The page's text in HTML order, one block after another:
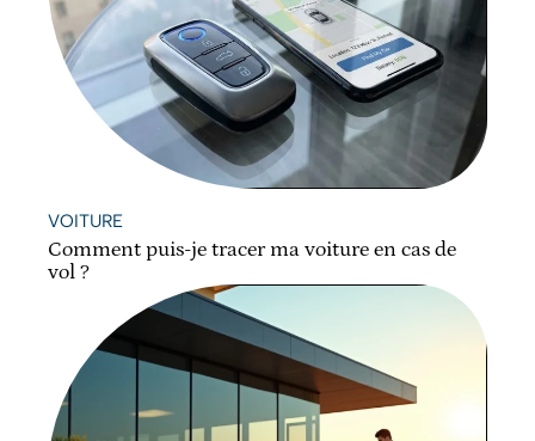
VOITURE
Comment puis-je tracer ma voiture en cas de
vol ?